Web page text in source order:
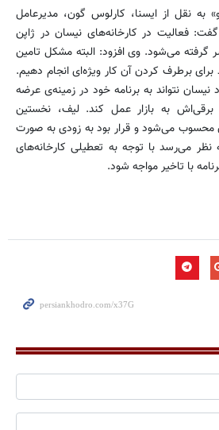
به نقل از ایسنا، كارلوس گون، مدیرعامل
فعالیت در كارخانه‌های نیسان در ژاپن
گرفته می‌شود. وی افزود: البته مشكل تامین
برای برطرف كردن آن كار ویژه‌ای انجام دهیم.
نتواند به برنامه خود در زمینه‌ی عرضه
به بازار عمل كند. لیف، نخستین
می‌شود و قرار بود به زودی به صورت
به نظر می‌رسد با توجه به تعطیلی كارخانه‌های
با تاخیر مواجه شود.